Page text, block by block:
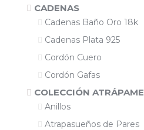
CADENAS
Cadenas Baño Oro 18k
Cadenas Plata 925
Cordón Cuero
Cordón Gafas
COLECCIÓN ATRÁPAME
Anillos
Atrapasueños de Pares